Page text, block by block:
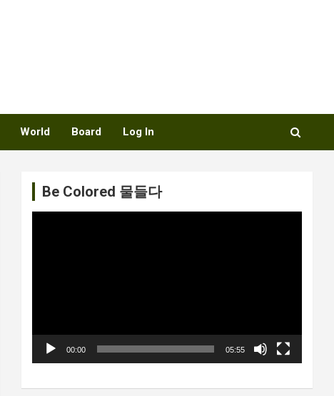
World Board Log In
Be Colored 물들다
00:00 05:55